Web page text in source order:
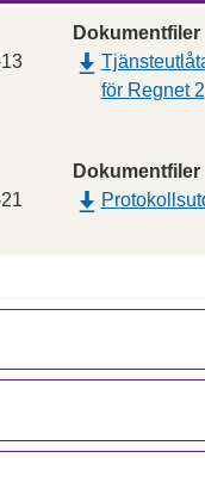
Dokumentfiler
för Regnet 2
Dokumentfiler